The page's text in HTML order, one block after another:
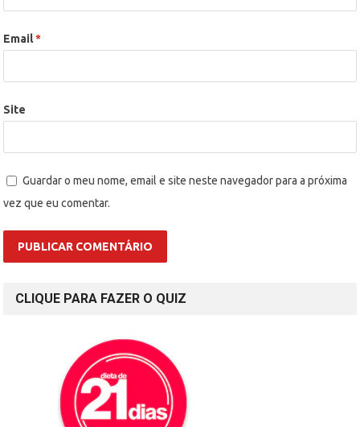
Email*
Site
Guardar o meu nome, email e site neste navegador para a próxima
vez que eu comentar.
CLIQUE PARA FAZER O QUIZ